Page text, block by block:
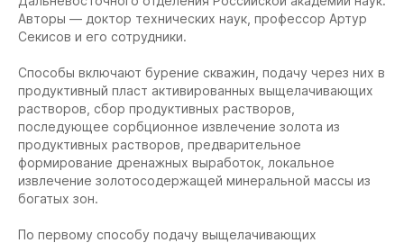
Авторы — доктор технических наук, профессор Артур
Секисов и его сотрудники.
Способы включают бурение скважин, подачу через них в
продуктивный пласт активированных выщелачивающих
растворов, сбор продуктивных растворов,
последующее сорбционное извлечение золота из
продуктивных растворов, предварительное
формирование дренажных выработок, локальное
извлечение золотосодержащей минеральной массы из
богатых зон.
По первому способу подачу выщелачивающих